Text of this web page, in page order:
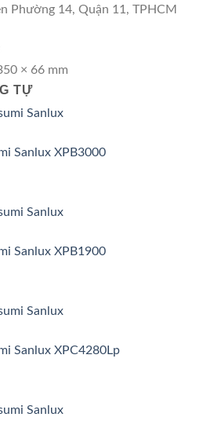
Phường 14, Quận 11, TPHCM
× 66 mm
TỰ
Sanlux XPB3000
Sanlux XPB1900
Sanlux XPC4280Lp